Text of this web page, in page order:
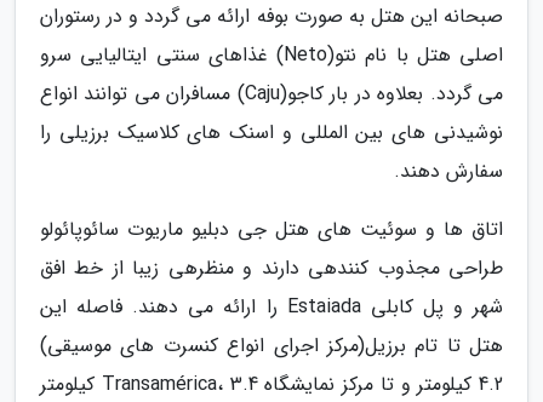
صبحانه این هتل به صورت بوفه ارائه می گردد و در رستوران
اصلی هتل با نام نتو(Neto) غذاهای سنتی ایتالیایی سرو
می گردد. بعلاوه در بار کاجو(Caju) مسافران می توانند انواع
نوشیدنی های بین المللی و اسنک های کلاسیک برزیلی را
سفارش دهند.
اتاق ها و سوئیت های هتل جی دبلیو ماریوت سائوپائولو
طراحی مجذوب کنندهی دارند و منظرهی زیبا از خط افق
شهر و پل کابلی Estaiada را ارائه می دهند. فاصله این
هتل تا تام برزیل(مرکز اجرای انواع کنسرت های موسیقی)
4.2 کیلومتر و تا مرکز نمایشگاه Transamérica، 3.4 کیلومتر